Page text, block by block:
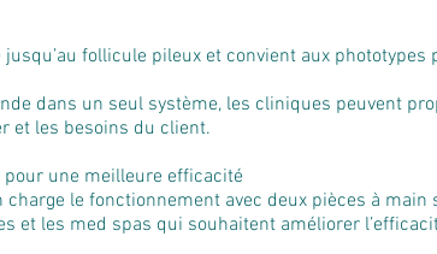
follicule pileux et convient aux
dans un seul système, les cliniques peuvent
et les besoins du client.
une meilleure efficacité
le fonctionnement avec deux pièces à
et les med spas qui souhaitent améliorer